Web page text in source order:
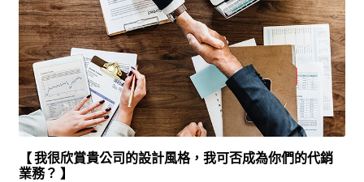
【 我很欣賞貴公司的設計風格，我可否成為你們的代銷
業務？ 】